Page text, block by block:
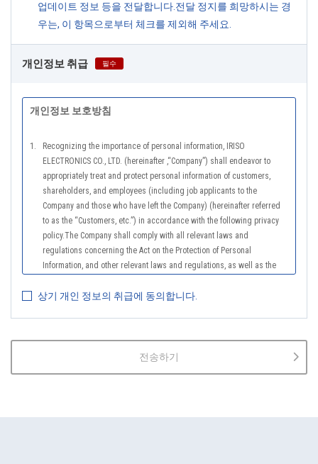
업데이트 정보 등을 전달합니다.전달 정지를 희망하시는 경
우는, 이 항목으로부터 체크를 제외해 주세요.
개인정보 취급 필수
개인정보 보호방침
1.
Recognizing the importance of personal information, IRISO
ELECTRONICS CO., LTD. (hereinafter ,“Company”) shall endeavor to
appropriately treat and protect personal information of customers,
shareholders, and employees (including job applicants to the
Company and those who have left the Company) (hereinafter referred
to as the “Customers, etc.”) in accordance with the following privacy
policy.The Company shall comply with all relevant laws and
regulations concerning the Act on the Protection of Personal
Information, and other relevant laws and regulations, as well as the
(General Rules), and other national guidelines for which compliance is
information of the Customers, etc., and use the information within the
scope of the purposes of use, except for cases that this procedure is
상기 개인 정보의 취급에 동의합니다.
전송하기